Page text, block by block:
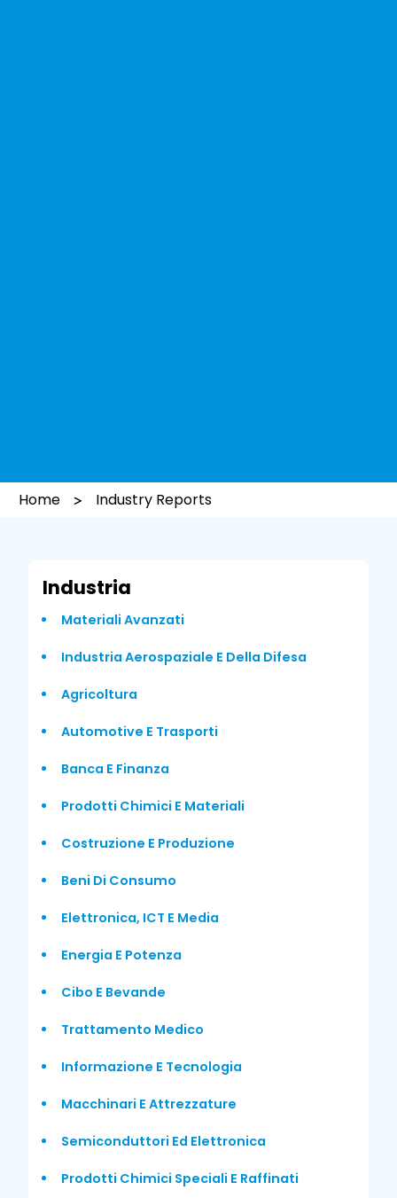
Home Industry Reports
Industria
Materiali Avanzati
Industria Aerospaziale E Della Difesa
Agricoltura
Automotive E Trasporti
Banca E Finanza
Prodotti Chimici E Materiali
Costruzione E Produzione
Beni Di Consumo
Elettronica, ICT E Media
Energia E Potenza
Cibo E Bevande
Trattamento Medico
Informazione E Tecnologia
Macchinari E Attrezzature
Semiconduttori Ed Elettronica
Prodotti Chimici Speciali E Raffinati